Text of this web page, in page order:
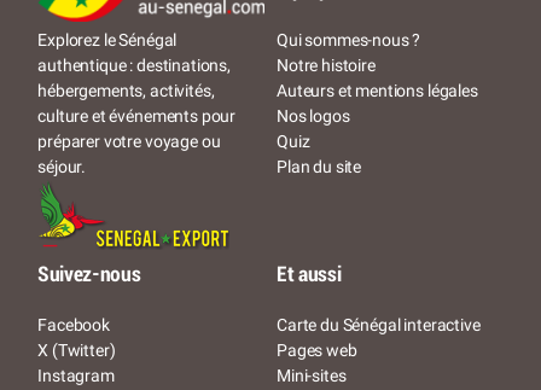
Explorez le Sénégal
authentique : destinations,
hébergements, activités,
culture et événements pour
préparer votre voyage ou
séjour.
Qui sommes-nous ?
Notre histoire
Auteurs et mentions légales
Nos logos
Quiz
Plan du site
Suivez-nous
Facebook
X (Twitter)
Instagram
Et aussi
Carte du Sénégal interactive
Pages web
Mini-sites